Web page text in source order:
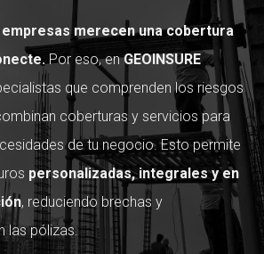
merecen una cobertura
Por eso, enGEOINSURE
que comprenden los riesgos
coberturas y servicios para
de tu negocio. Esto permite
personalizadas, integrales y en
, reduciendo brechas y
las pólizas.